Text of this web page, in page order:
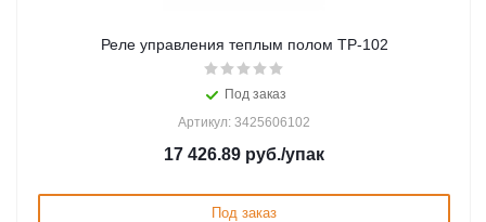
Реле управления теплым полом ТР-102
Под заказ
Артикул: 3425606102
17 426.89 руб./упак
Под заказ